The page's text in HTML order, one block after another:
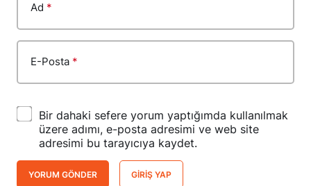
Ad *
E-Posta *
Bir dahaki sefere yorum yaptığımda kullanılmak
üzere adımı, e-posta adresimi ve web site
adresimi bu tarayıcıya kaydet.
YORUM GÖNDER GIRIŞ YAP